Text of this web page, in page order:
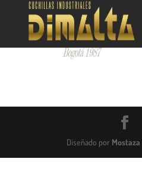
Diseñado por Mostaza